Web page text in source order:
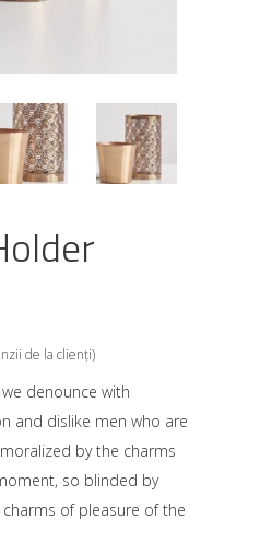
de la clienți)
denounce with
and dislike men who are
by the charms
so blinded by
of pleasure of the